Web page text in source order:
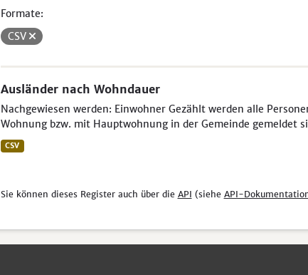
Formate:
CSV
Ausländer nach Wohndauer
Nachgewiesen werden: Einwohner Gezählt werden alle
Wohnung bzw. mit Hauptwohnung in der Gemeinde gemeldet
CSV
Sie können dieses Register auch über die API (siehe API-